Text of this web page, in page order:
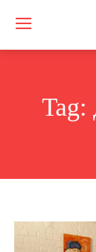
Tag: